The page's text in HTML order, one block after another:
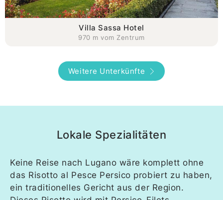
Villa Sassa Hotel
970 m vom Zentrum
Weitere Unterkünfte
Lokale Spezialitäten
Keine Reise nach Lugano wäre komplett ohne
das Risotto al Pesce Persico probiert zu haben,
ein traditionelles Gericht aus der Region.